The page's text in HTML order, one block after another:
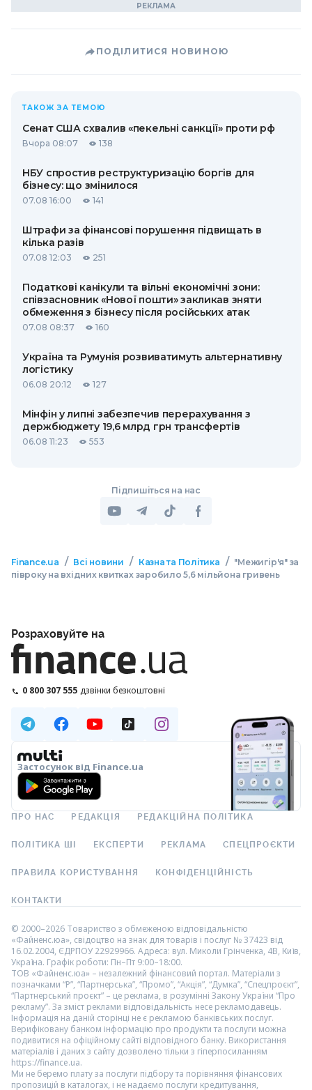
ПОДІЛИТИСЯ НОВИНОЮ
ТАКОЖ ЗА ТЕМОЮ
Сенат США схвалив «пекельні санкції» проти рф
Вчора 08:07 138
НБУ спростив реструктуризацію боргів для
бізнесу: що змінилося
07.08 16:00 141
Штрафи за фінансові порушення підвищать в
кілька разів
07.08 12:03 251
Податкові канікули та вільні економічні зони:
співзасновник «Нової пошти» закликав зняти
обмеження з бізнесу після російських атак
07.08 08:37 160
Україна та Румунія розвиватимуть альтернативну
логістику
06.08 20:12 127
Мінфін у липні забезпечив перерахування з
держбюджету 19,6 млрд грн трансфертів
06.08 11:23 553
Підпишіться на нас
Finance.ua / Всі новини / Казна та Політика / "Межигір'я" за
півроку на вхідних квитках заробило 5,6 мільйона гривень
Розраховуйте на
0 800 307 555 дзвінки безкоштовні
Застосунок від Finance.ua
ПРО НАС РЕДАКЦІЯ РЕДАКЦІЙНА ПОЛІТИКА
ПОЛІТИКА ШІ ЕКСПЕРТИ РЕКЛАМА СПЕЦПРОЄКТИ
ПРАВИЛА КОРИСТУВАННЯ КОНФІДЕНЦІЙНІСТЬ
КОНТАКТИ
© 2000–2026 Товариство з обмеженою відповідальністю
«Файненс.юа», свідоцтво на знак для товарів і послуг № 37423 від
16.02.2004, ЄДРПОУ 22929966. Адреса: вул. Миколи Грінченка, 4В, Київ,
Україна. Графік роботи: Пн–Пт 9:00–18:00.
ТОВ «Файненс.юа» – незалежний фінансовий портал. Матеріали з
позначками “Р”, “Партнерська”, “Промо”, “Акція”, “Думка”, “Спецпроєкт”,
“Партнерський проєкт” – це реклама, в розумінні Закону України “Про
рекламу”. За зміст реклами відповідальність несе рекламодавець.
Інформація на даній сторінці не є рекламою банківських послуг.
Верифіковану банком інформацію про продукти та послуги можна
подивитися на офіційному сайті відповідного банку. Використання
матеріалів і даних з сайту дозволено тільки з гіперпосиланням
https://finance.ua.
Ми не беремо плату за послуги підбору та порівняння фінансових
пропозицій в каталогах, і не надаємо послуги кредитування,